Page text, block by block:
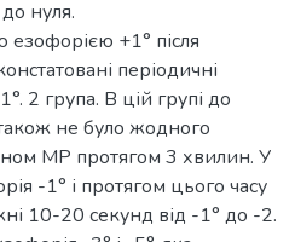
нуля.
езофорією +1° після
періодичні
2 група. В цій групі до
не було жодного
МР протягом 3 хвилин. У
-1° і протягом цього часу
10-20 секунд від -1° до -2.